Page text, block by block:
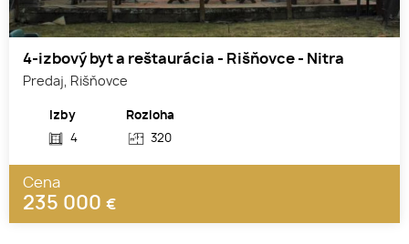
4-izbový byt a reštaurácia - Rišňovce - Nitra
Predaj, Rišňovce
Izby
4
Rozloha
320
Cena
235 000 €